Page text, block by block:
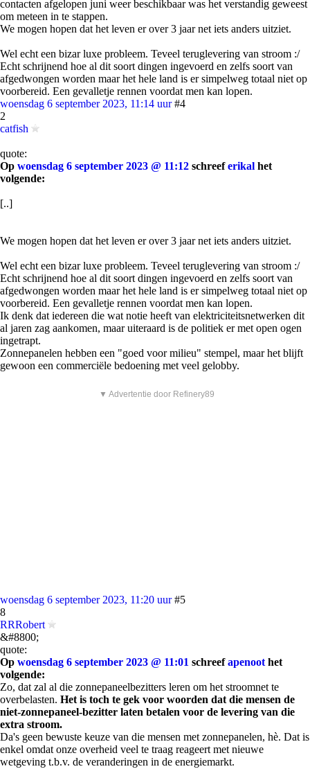
contacten afgelopen juni weer beschikbaar was het verstandig geweest
om meteen in te stappen.
We mogen hopen dat het leven er over 3 jaar net iets anders uitziet.
Wel echt een bizar luxe probleem. Teveel teruglevering van stroom :/
Echt schrijnend hoe al dit soort dingen ingevoerd en zelfs soort van
afgedwongen worden maar het hele land is er simpelweg totaal niet op
voorbereid. Een gevalletje rennen voordat men kan lopen.
woensdag 6 september 2023, 11:14 uur #4
2
catfish
quote:
Op woensdag 6 september 2023 @ 11:12 schreeferikal het
volgende:
[..]
We mogen hopen dat het leven er over 3 jaar net iets anders uitziet.
Wel echt een bizar luxe probleem. Teveel teruglevering van stroom :/
Echt schrijnend hoe al dit soort dingen ingevoerd en zelfs soort van
afgedwongen worden maar het hele land is er simpelweg totaal niet op
voorbereid. Een gevalletje rennen voordat men kan lopen.
Ik denk dat iedereen die wat notie heeft van elektriciteitsnetwerken dit
al jaren zag aankomen, maar uiteraard is de politiek er met open ogen
ingetrapt.
Zonnepanelen hebben een "goed voor milieu" stempel, maar het blijft
gewoon een commerciële bedoening met veel gelobby.
▼ Advertentie door Refinery89
woensdag 6 september 2023, 11:20 uur #5
8
RRRobert
&#8800;
quote:
Op woensdag 6 september 2023 @ 11:01 schreefapenoot het
volgende:
Zo, dat zal al die zonnepaneelbezitters leren om het stroomnet te
overbelasten. Het is toch te gek voor woorden dat die mensen de
niet-zonnepaneel-bezitter laten betalen voor de levering van die
extra stroom.
Da's geen bewuste keuze van die mensen met zonnepanelen, hè. Dat is
enkel omdat onze overheid veel te traag reageert met nieuwe
wetgeving t.b.v. de veranderingen in de energiemarkt.